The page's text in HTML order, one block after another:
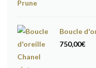
Boucle
750,00€